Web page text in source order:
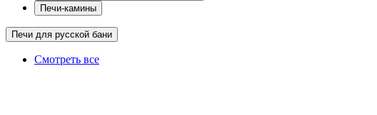
Печи-камины
Печи для русской бани
Смотреть все